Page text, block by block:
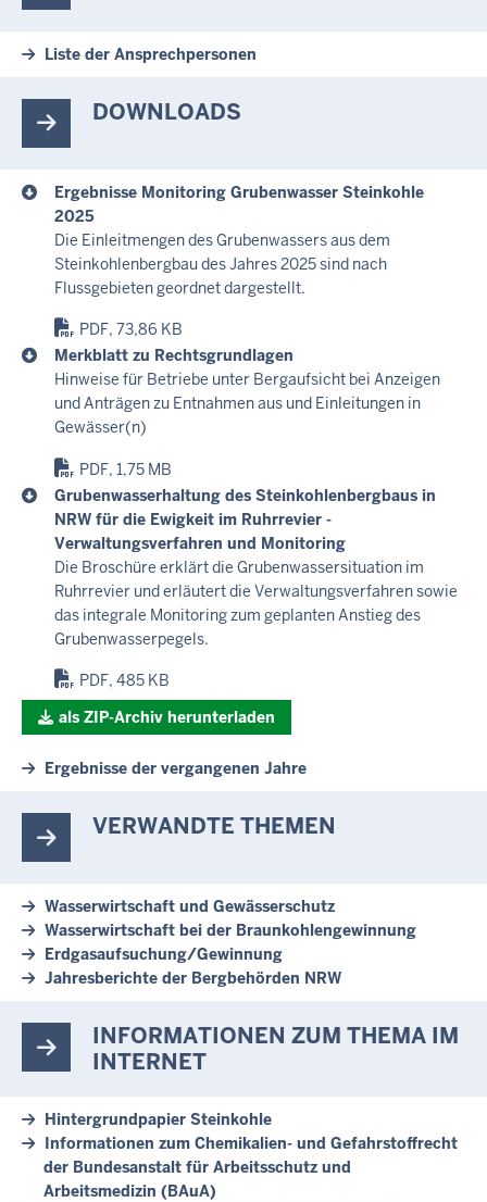
Liste der Ansprechpersonen
DOWNLOADS
Ergebnisse Monitoring Grubenwasser Steinkohle
2025
Die Einleitmengen des Grubenwassers aus dem
Steinkohlenbergbau des Jahres 2025 sind nach
Flussgebieten geordnet dargestellt.
PDF, 73,86 KB
Merkblatt zu Rechtsgrundlagen
Hinweise für Betriebe unter Bergaufsicht bei Anzeigen
und Anträgen zu Entnahmen aus und Einleitungen in
Gewässer(n)
PDF, 1,75 MB
Grubenwasserhaltung des Steinkohlenbergbaus in
NRW für die Ewigkeit im Ruhrrevier -
Verwaltungsverfahren und Monitoring
Die Broschüre erklärt die Grubenwassersituation im
Ruhrrevier und erläutert die Verwaltungsverfahren sowie
das integrale Monitoring zum geplanten Anstieg des
Grubenwasserpegels.
PDF, 485 KB
als ZIP-Archiv herunterladen
Ergebnisse der vergangenen Jahre
VERWANDTE THEMEN
Wasserwirtschaft und Gewässerschutz
Wasserwirtschaft bei der Braunkohlengewinnung
Erdgasaufsuchung/Gewinnung
Jahresberichte der Bergbehörden NRW
INFORMATIONEN ZUM THEMA IM
INTERNET
Hintergrundpapier Steinkohle
Informationen zum Chemikalien- und Gefahrstoffrecht
der Bundesanstalt für Arbeitsschutz und
Arbeitsmedizin (BAuA)